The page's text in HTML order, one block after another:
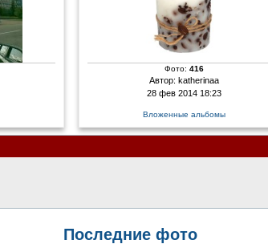
Фото:416
Автор:katherinaa
28 фев 2014 18:23
Вложенные альбомы
Последние фото